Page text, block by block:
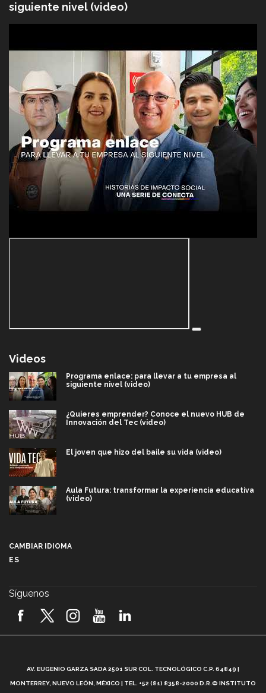
siguiente nivel (video)
Videos
Programa enlace: para llevar a tu empresa al
siguiente nivel (video)
¿Quieres emprender? Conoce el nuevo HUB de
Innovación del Tec (video)
El joven que hizo del baile su vida (video)
Aula Futura: transformar la experiencia educativa
(video)
2026! (video)
¿Cómo es el Modelo Educativo Tec? (video)
CAMBIAR IDIOMA
ES
Síguenos
AV. EUGENIO GARZA SADA 2501 SUR COL. TECNOLÓGICO C.P. 64849 |
MONTERREY, NUEVO LEÓN, MÉXICO | TEL. +52 (81) 8358-2000 D.R.© INSTITUTO